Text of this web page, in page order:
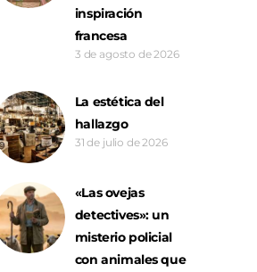
inspiración
francesa
3 de agosto de 2026
La estética del
hallazgo
31 de julio de 2026
«Las ovejas
detectives»: un
misterio policial
con animales que